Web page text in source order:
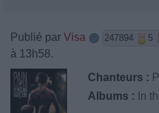
Publié par Visa 247894 5
à 13h58.
Chanteurs :
Albums : In